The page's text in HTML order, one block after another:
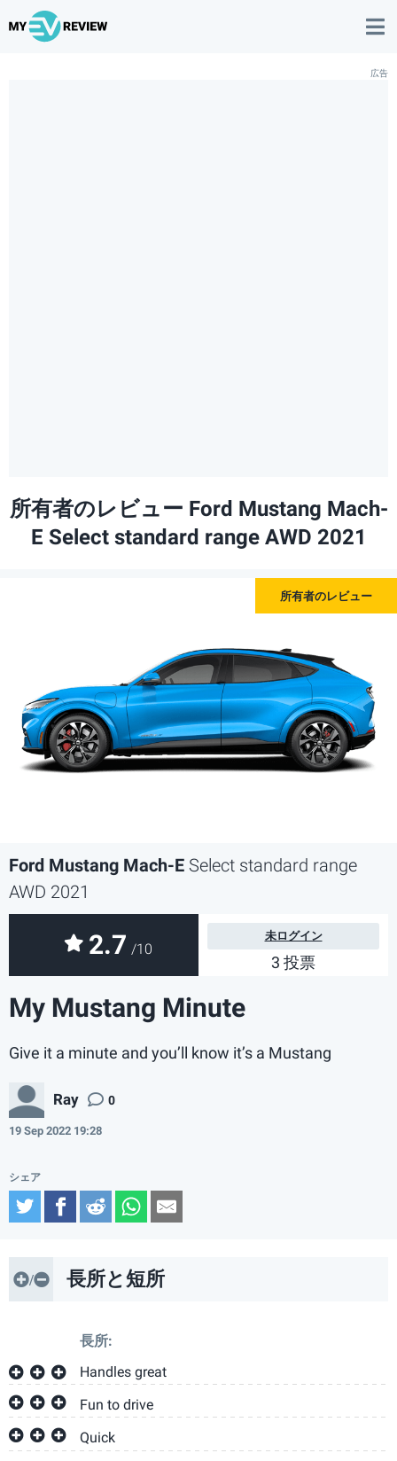
所有者のレビュー Ford Mustang Mach-
E Select standard range AWD 2021
Ford Mustang Mach-E Select standard range
AWD 2021
2.7 /10
未ログイン
3 投票
My Mustang Minute
Give it a minute and you’ll know it’s a Mustang
Ray 0
19 Sep 2022 19:28
TwitterFacebook
Reddit WhatsApp
長所と短所
長所:
Handles great
Fun to drive
Quick